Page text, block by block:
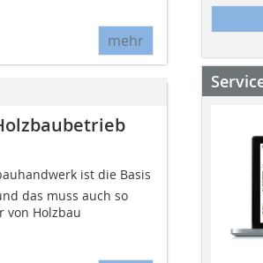
mehr
ist die Basis
das muss auch so
von Holzbau